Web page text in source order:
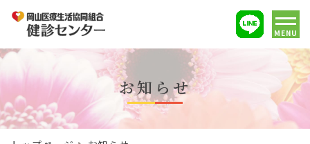
MENU
お知らせ